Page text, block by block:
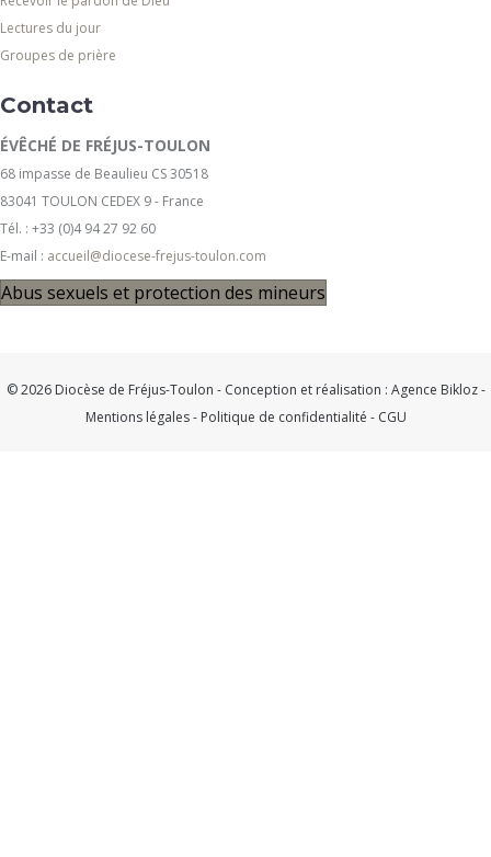
Lectures du jour
Groupes de prière
Contact
ÉVÊCHÉ DE FRÉJUS-TOULON
68 impasse de Beaulieu CS 30518
83041 TOULON CEDEX 9 - France
Tél. : +33 (0)4 94 27 92 60
E-mail : accueil@diocese-frejus-toulon.com
Abus sexuels et protection des mineurs
© 2026 Diocèse de Fréjus-Toulon - Conception et réalisation : Agence Bikloz-
Mentions légales- Politique de confidentialité - CGU